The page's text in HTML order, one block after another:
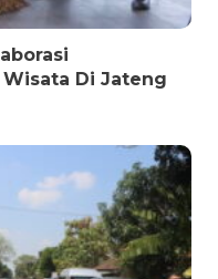
Wisata Di Jateng